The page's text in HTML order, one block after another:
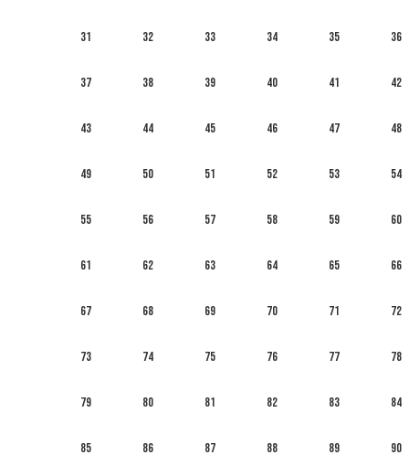
31 32 33 34 35 36
37 38 39 40 41 42
43 44 45 46 47 48
49 50 51 52 53 54
55 56 57 58 59 60
61 62 63 64 65 66
67 68 69 70 71 72
73 74 75 76 77 78
79 80 81 82 83 84
85 86 87 88 89 90